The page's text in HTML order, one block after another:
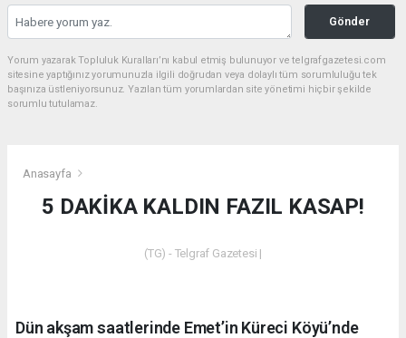
Gönder
Yorum yazarak Topluluk Kuralları’nı kabul etmiş bulunuyor ve telgrafgazetesi.com
sitesine yaptığınız yorumunuzla ilgili doğrudan veya dolaylı tüm sorumluluğu tek
başınıza üstleniyorsunuz. Yazılan tüm yorumlardan site yönetimi hiçbir şekilde
sorumlu tutulamaz.
Anasayfa
5 DAKİKA KALDIN FAZIL KASAP!
(TG) - Telgraf Gazetesi |
Dün akşam saatlerinde Emet’in Küreci Köyü’nde